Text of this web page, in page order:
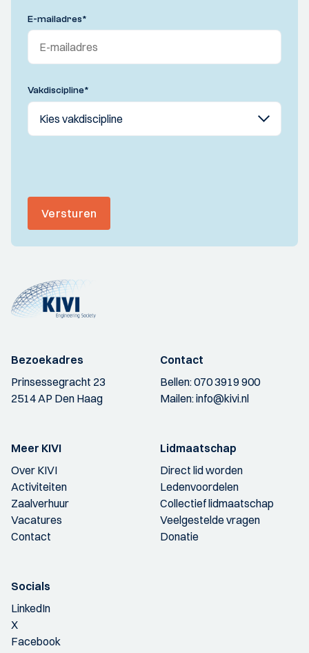
E-mailadres*
Vakdiscipline*
Versturen
Bezoekadres
Prinsessegracht 23
2514 AP Den Haag
Contact
Bellen:070 3919 900
Mailen:info@kivi.nl
Meer KIVI
Over KIVI
Activiteiten
Zaalverhuur
Vacatures
Contact
Lidmaatschap
Direct lid worden
Ledenvoordelen
Collectief lidmaatschap
Veelgestelde vragen
Donatie
Socials
LinkedIn
X
Facebook